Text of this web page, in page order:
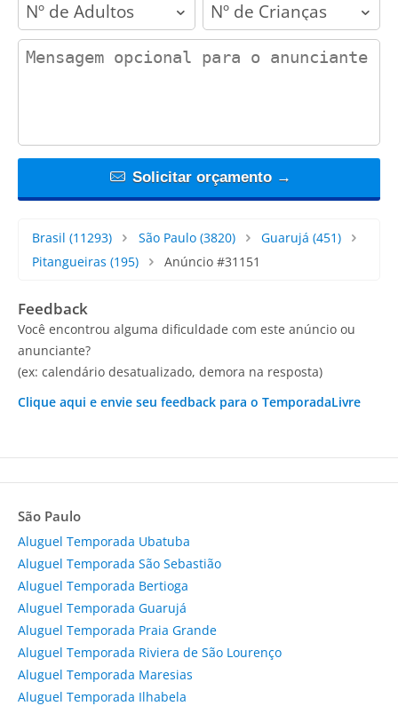
contact_message
Solicitar orçamento →
Brasil (11293) São Paulo(3820) Guarujá (451)
Pitangueiras (195) Anúncio #31151
Feedback
Você encontrou alguma dificuldade com este anúncio ou
anunciante?
(ex: calendário desatualizado, demora na resposta)
Clique aqui e envie seu feedback para o TemporadaLivre
São Paulo
Aluguel Temporada Ubatuba
Aluguel Temporada São Sebastião
Aluguel Temporada Bertioga
Aluguel Temporada Guarujá
Aluguel Temporada Praia Grande
Aluguel Temporada Riviera de São Lourenço
Aluguel Temporada Maresias
Aluguel Temporada Ilhabela